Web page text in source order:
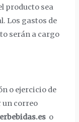
producto sea
Los gastos de
serán a cargo
o ejercicio de
un correo
o